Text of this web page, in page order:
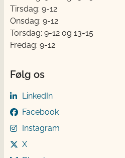
Tirsdag: 9-12
Onsdag: 9-12
Torsdag: 9-12 og 13-15
Fredag: 9-12
Følg os
LinkedIn
Facebook
Instagram
X